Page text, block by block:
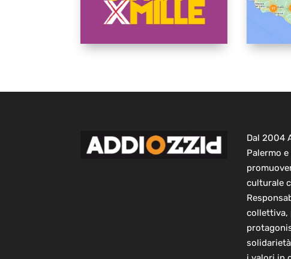
Dal 2004
Palermo
culturale
collettiva,